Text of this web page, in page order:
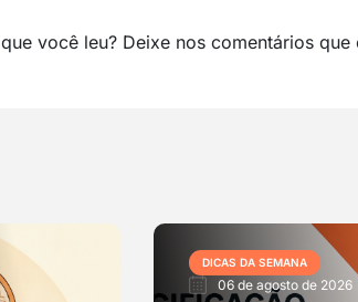
você leu? Deixe nos comentários
DICAS DA SEMANA
06 de agosto de 2026